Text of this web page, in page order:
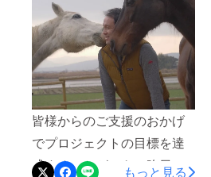
皆様からのご支援のおかげ
でプロジェクトの目標を達
成することができ、昨日無
もっと見る